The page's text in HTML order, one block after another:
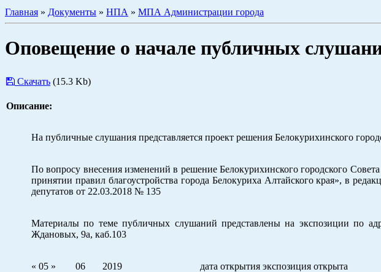
Главная » Документы » НПА » МПА Администрации города
Оповещение о начале публичных
Скачать (15.3 Kb)
Описание:
На публичные слушания представляется проект решения Белокурихинского
По вопросу внесения изменений в решение Белокурихинского городского
принятии правил благоустройства города Белокуриха Алтайского края», в
депутатов от 22.03.2018 № 135
Материалы по теме публичных слушаний представлены на экспозиции по
Ждановых, 9а, каб.103
« 05 » 06 2019 дата открытия экспозиция открыта